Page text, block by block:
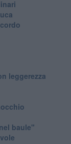
leggerezza
baule"